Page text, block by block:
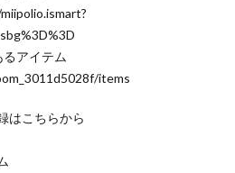
アイテム
items
はこちらから